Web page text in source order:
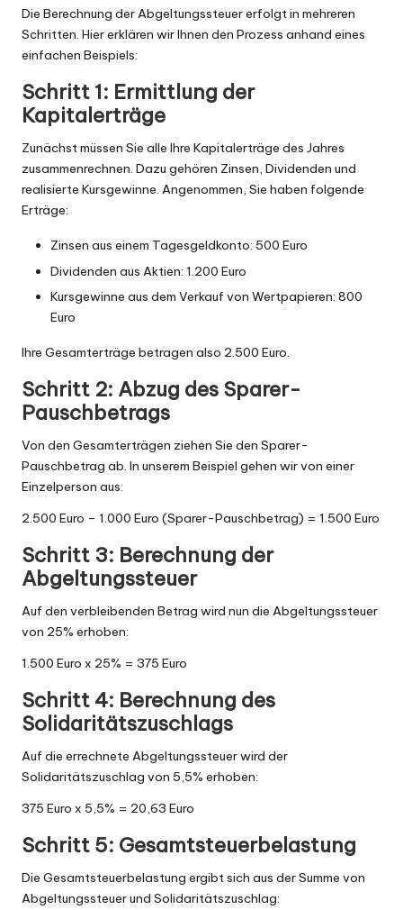
Die Berechnung der Abgeltungssteuer erfolgt in mehreren
Schritten. Hier erklären wir Ihnen den Prozess anhand eines
einfachen Beispiels:
Schritt 1: Ermittlung der
Kapitalerträge
Zunächst müssen Sie alle Ihre Kapitalerträge des Jahres
zusammenrechnen. Dazu gehören Zinsen, Dividenden und
realisierte Kursgewinne. Angenommen, Sie haben folgende
Erträge:
Zinsen aus einem Tagesgeldkonto: 500 Euro
Dividenden aus Aktien: 1.200 Euro
Kursgewinne aus dem Verkauf von Wertpapieren: 800
Euro
Ihre Gesamterträge betragen also 2.500 Euro.
Schritt 2: Abzug des Sparer-
Pauschbetrags
Von den Gesamterträgen ziehen Sie den Sparer-
Pauschbetrag ab. In unserem Beispiel gehen wir von einer
Einzelperson aus:
2.500 Euro – 1.000 Euro (Sparer-Pauschbetrag) = 1.500 Euro
Schritt 3: Berechnung der
Abgeltungssteuer
Auf den verbleibenden Betrag wird nun die Abgeltungssteuer
von 25% erhoben:
1.500 Euro x 25% = 375 Euro
Schritt 4: Berechnung des
Solidaritätszuschlags
Auf die errechnete Abgeltungssteuer wird der
Solidaritätszuschlag von 5,5% erhoben:
375 Euro x 5,5% = 20,63 Euro
Schritt 5: Gesamtsteuerbelastung
Die Gesamtsteuerbelastung ergibt sich aus der Summe von
Abgeltungssteuer und Solidaritätszuschlag: